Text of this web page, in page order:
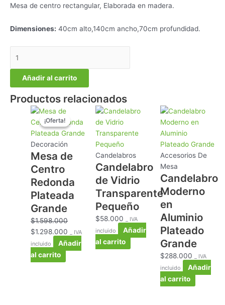
Mesa de centro rectangular, Elaborada en madera.
Dimensiones: 40cm alto,140cm ancho,70cm profundidad.
Añadir al carrito
Productos relacionados
¡Oferta!
¡Oferta!
Decoración
Mesa de
Centro
Redonda
Plateada
Grande
$1.598.000
El
precio
original
era:
$1.598.000.
$1.298.000
precio
actual
$1.298.000.
_ IVA
incluido
Añadir
al carrito
Candelabros
Candelabro
de Vidrio
Transparente
Pequeño
$58.000
_ IVA
incluido
Añadir
al carrito
Accesorios De
Mesa
Candelabro
Moderno
en
Aluminio
Plateado
Grande
$288.000
_ IVA
incluido
Añadir
al carrito